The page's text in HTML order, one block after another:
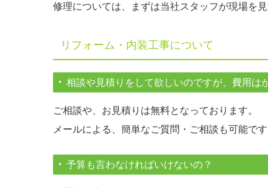
修理については、まずは当社スタッフが現場を
リフォーム・内装工事について
相談や見積りをして欲しいのですが、費用は
ご相談や、お見積りは無料となっております。
メールによる、簡単なご質問・ご相談も可能で
予算も言わなければいけないの？